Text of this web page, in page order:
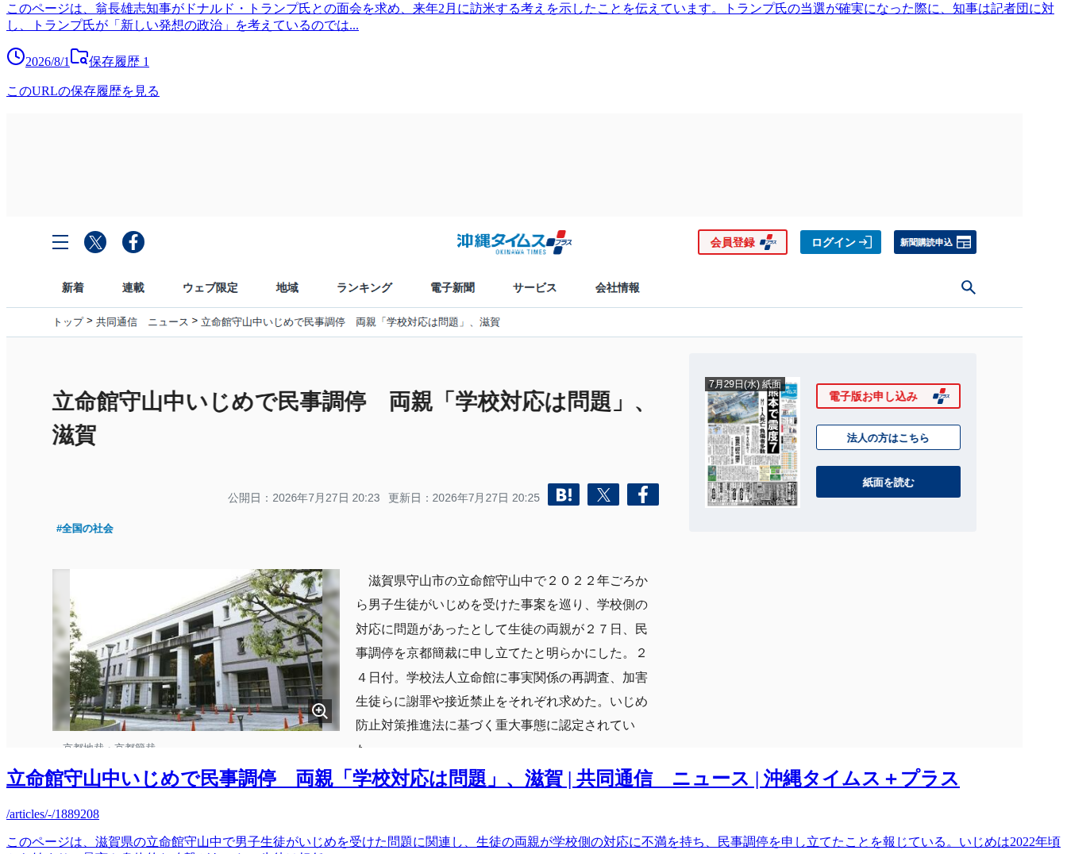
このページは、翁長雄志知事がドナルド・トランプ氏との面会を求め、来年2月に訪米する考えを示したことを伝えています。トランプ氏の当選が確実になった際に、知事は記者団に対
し、トランプ氏が「新しい発想の政治」を考えているのでは...
2026/8/1 保存履歴 1
このURLの保存履歴を見る
立命館守山中いじめで民事調停 両親「学校対応は問題」、滋賀 | 共同通信 ニュース | 沖縄タイムス＋プラス
/articles/-/1889208
このページは、滋賀県の立命館守山中で男子生徒がいじめを受けた問題に関連し、生徒の両親が学校側の対応に不満を持ち、民事調停を申し立てたことを報じている。いじめは2022年頃